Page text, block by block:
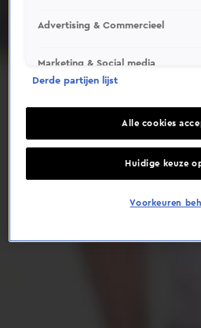
Deze video is niet
Advertising & Commercieel
Marketing & Social media
Derde partijen lijst
Alle cookies
Huidige keuze
Voorkeuren